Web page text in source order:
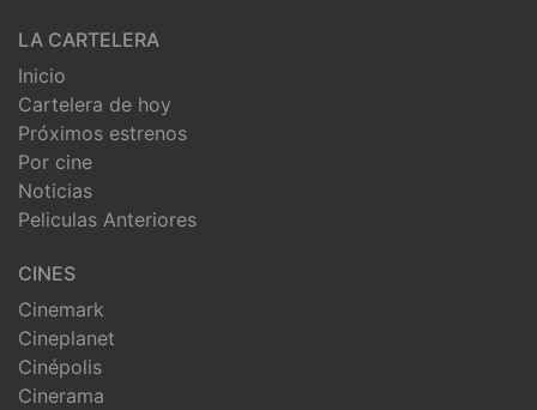
LA CARTELERA
Inicio
Cartelera de hoy
Próximos estrenos
Por cine
Noticias
Peliculas Anteriores
CINES
Cinemark
Cineplanet
Cinépolis
Cinerama